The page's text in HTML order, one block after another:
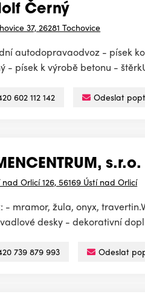
Černý
37, 26281 Tochovice
autodopravaodvoz - písek
- písek k výrobě betonu -
602 112 142 Odeslat
s.r.o.
nad Orlicí 126, 56169 Ústí nad Orlicí
- mramor, žula, onyx,
desky - dekorativní
739 879 993 Odeslat